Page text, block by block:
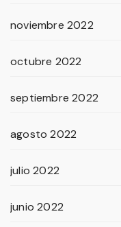
noviembre 2022
octubre 2022
septiembre 2022
agosto 2022
julio 2022
junio 2022